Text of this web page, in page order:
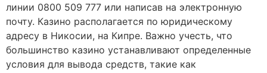
линии 0800 509 777 или написав на электронную
почту. Казино располагается по юридическому
адресу в Никосии, на Кипре. Важно учесть, что
большинство казино устанавливают определенные
условия для вывода средств, такие как